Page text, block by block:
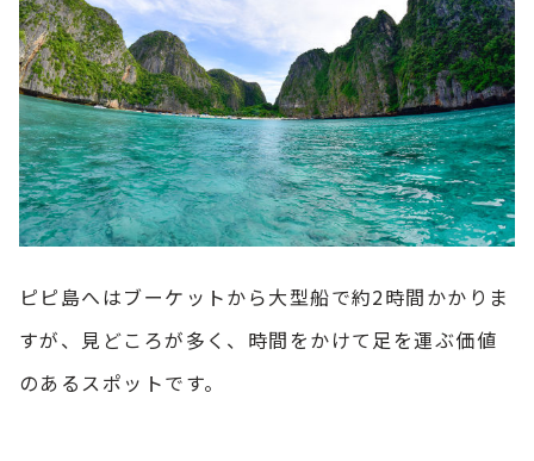
ピピ島へはブーケットから大型船で約2時間かかりま
すが、見どころが多く、時間をかけて足を運ぶ価値
のあるスポットです。